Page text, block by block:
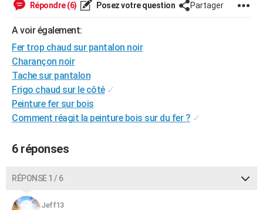
Guides de France
Escapades
Patrimoine
Expositions
Musées
Week-end nature
LIFESTYLE
Art de vivre
Bien-être
Loisirs
Mode
Modes de vie
SANTE
Alimentation
Guide de la santé
Maladies
Médicaments
Sommeil
VOYAGE
Destinations
City break
Voyage nature
Voyage de noces
Forum
Climat
+PHOTO
GUIDES D'ACHAT
CARTE DE VOEUX
Carte de Noël
Carte Bonne année
Carte Saint-Valentin
Carte Pâques
Carte d'anniversaire
DICTIONNAIRE
Dictionnaire
Biographies
Citations
Expressions
Proverbes
PROGRAMME TV
Répondre (6) Posez votre question Partager
A voir également:
Fer trop chaud sur pantalon noir
Charançon noir
Tache sur pantalon
Frigo chaud sur le côté ✓
Peinture fer sur bois
Comment réagit la peinture bois sur du fer ? ✓
6 réponses
RÉPONSE 1 / 6
Jeff13